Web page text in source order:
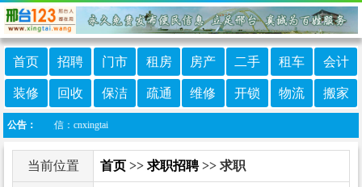
首页 招聘 门市 租房 房产 二手 租车 会计
装修 回收 保洁 疏通 维修 开锁 物流 搬家
公告：
客服微信：cnxingtai
当前位置 首页 >> 求职招聘>> 求职